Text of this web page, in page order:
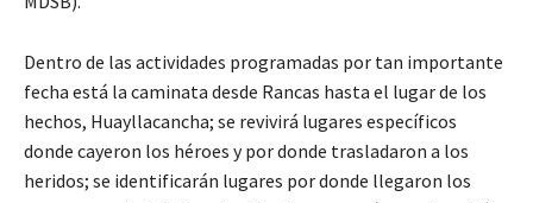
Dentro de las actividades programadas por tan importante
fecha está la caminata desde Rancas hasta el lugar de los
hechos, Huayllacancha; se revivirá lugares específicos
donde cayeron los héroes y por donde trasladaron a los
heridos; se identificarán lugares por donde llegaron los